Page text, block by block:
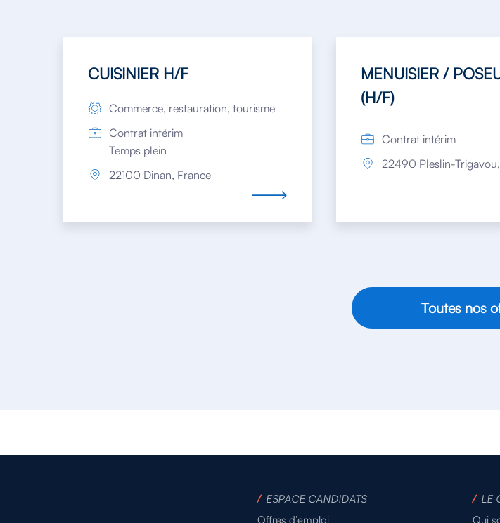
CUISINIER H/F
Commerce, restauration, tourisme
Contrat intérim
Temps plein
22100 Dinan, France
MENUISIER /
(H/F)
Contrat intérim
22490 Pleslin-
Toutes nos
/ ESPACE CANDIDATS
Offres d’emploi
/ LE
Qui